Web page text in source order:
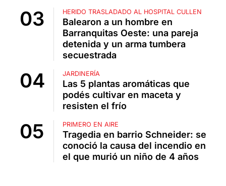
HERIDO TRASLADADO AL HOSPITAL CULLEN
Balearon a un hombre en
Barranquitas Oeste: una pareja
detenida y un arma tumbera
secuestrada
JARDINERÍA
Las 5 plantas aromáticas que
podés cultivar en maceta y
resisten el frío
PRIMERO EN AIRE
Tragedia en barrio Schneider: se
conoció la causa del incendio en
el que murió un niño de 4 años